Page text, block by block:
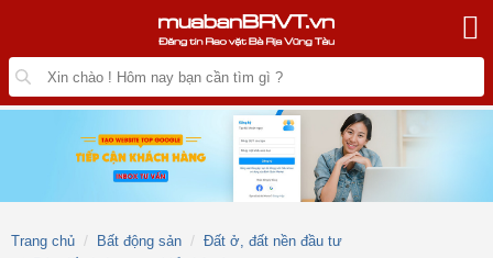
Trang chủ Bất động sản
Đất ở, đất nền đầu tư